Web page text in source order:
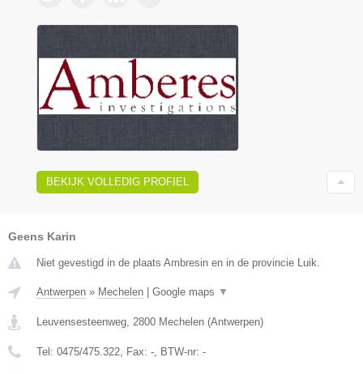
BEKIJK VOLLEDIG PROFIEL
Geens Karin
Niet gevestigd in de plaats Ambresin en in de provincie Luik.
Antwerpen » Mechelen | Google maps ▼
Leuvensesteenweg 2800 Mechelen (Antwerpen)
Tel: 0475/475.322 , Fax: - , BTW-nr: -